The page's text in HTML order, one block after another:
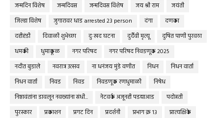
जन्मदिन विशेष
जन्मदिवस जन्मदिवस विशेष जय श्री राम
जयंती
जिल्हा विशेष
जुगारावर धाड arrested 23 person दंगा
दणका
दहीहंडी
दिवाळी शुभेच्छा दुःखद घटना दुर्दैवी मृत्यू
दुषित पाणी पुरवठा
धमकी
धुमाकूळ नगर परिषद
नगर परिषद निवडणूक 2025
नदीत बुडाले
नवरात्र उत्सव ना धनंजय मुंडे वणीत निधन
निधन वार्ता
निधन वार्ता
निवड निवड निवडणूक रणधुमाळी
निषेध
निष्ठावंतांना डावलून नवख्यांना संधी...
नेटवर्क अजूनही पडद्याआड
पदोन्नती
पुरस्कार
प्रकाशन प्रगट दिन प्रदर्शनी प्रभाग क्र १३
प्रात्यक्षिके